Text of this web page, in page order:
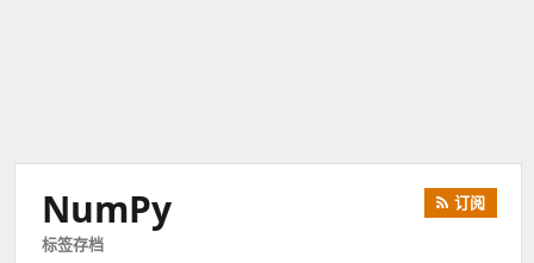
NumPy
标签存档
订阅